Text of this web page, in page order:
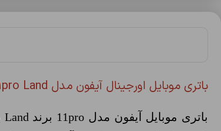
باتری موبایل اورجینال آیفون مدل 11pro Land: